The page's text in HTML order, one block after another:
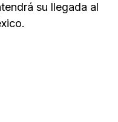
su llegada al